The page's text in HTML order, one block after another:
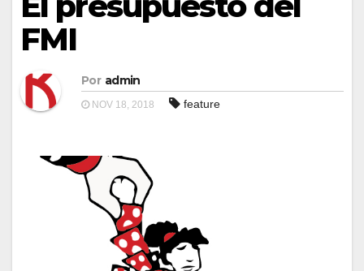
FMI
Por admin
NOV 18, 2018 feature